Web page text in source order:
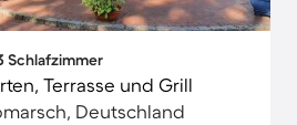
Schlafzimmer
Terrasse und Grill
Deutschland